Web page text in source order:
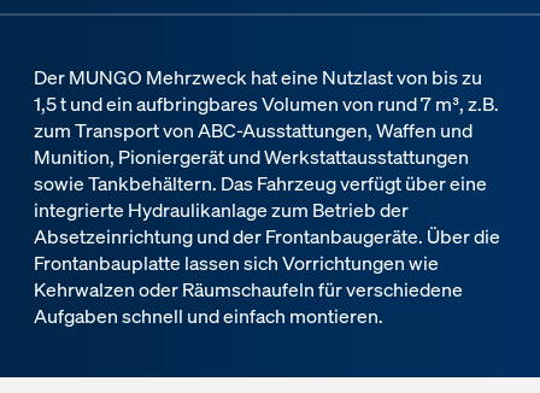
Der MUNGO Mehrzweck hat eine Nutzlast von bis zu
1,5 t und ein aufbringbares Volumen von rund 7 m³, z.B.
zum Transport von ABC-Ausstattungen, Waffen und
Munition, Pioniergerät und Werkstattausstattungen
sowie Tankbehältern. Das Fahrzeug verfügt über eine
integrierte Hydraulikanlage zum Betrieb der
Absetzeinrichtung und der Frontanbaugeräte. Über die
Frontanbauplatte lassen sich Vorrichtungen wie
Kehrwalzen oder Räumschaufeln für verschiedene
Aufgaben schnell und einfach montieren.